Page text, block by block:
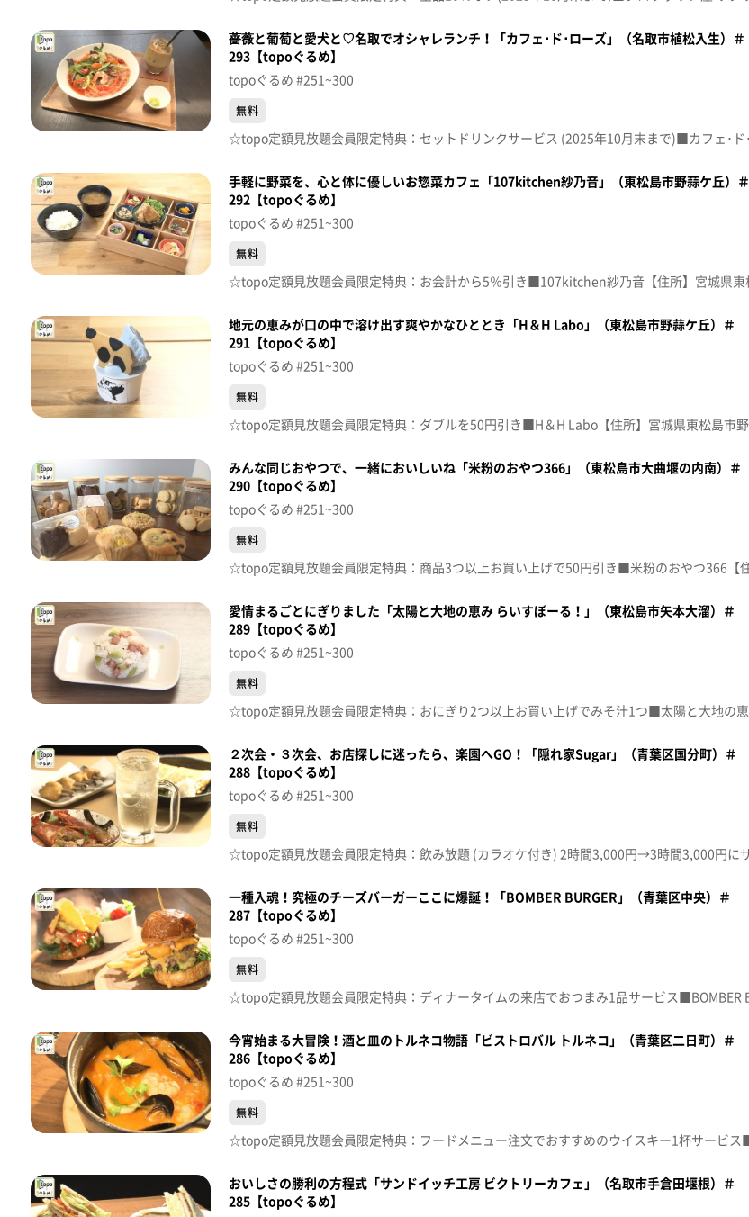
薔薇と葡萄と愛犬と♡名取でオシャレランチ！「カフェ･ド･ローズ」（名取市植松入生）＃
293【topoぐるめ】
topoぐるめ #251~300
無料
手軽に野菜を、心と体に優しいお惣菜カフェ「107kitchen紗乃音」（東松島市野蒜ケ丘）＃
292【topoぐるめ】
topoぐるめ #251~300
無料
地元の恵みが口の中で溶け出す爽やかなひととき「H＆H Labo」（東松島市野蒜ケ丘）＃
291【topoぐるめ】
topoぐるめ #251~300
無料
みんな同じおやつで、一緒においしいね「米粉のおやつ366」（東松島市大曲堰の内南）＃
290【topoぐるめ】
topoぐるめ #251~300
無料
愛情まるごとにぎりました「太陽と大地の恵み らいすぼーる！」（東松島市矢本大溜）＃
289【topoぐるめ】
topoぐるめ #251~300
無料
２次会・３次会、お店探しに迷ったら、楽園へGO！「隠れ家Sugar」（青葉区国分町）＃
288【topoぐるめ】
topoぐるめ #251~300
無料
一種入魂！究極のチーズバーガーここに爆誕！「BOMBER BURGER」（青葉区中央）＃
287【topoぐるめ】
topoぐるめ #251~300
無料
今宵始まる大冒険！酒と皿のトルネコ物語「ビストロバル トルネコ」（青葉区二日町）＃
286【topoぐるめ】
topoぐるめ #251~300
無料
おいしさの勝利の方程式「サンドイッチ工房 ビクトリーカフェ」（名取市手倉田堰根）＃
285【topoぐるめ】